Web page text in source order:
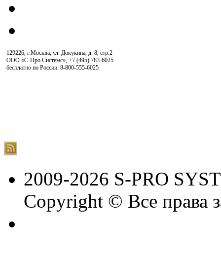
129226, г.Москва, ул. Докукина, д. 8, стр.2
ООО «С-Про Системс», +7 (495) 783-6025
бесплатно по России: 8-800-555-6025
2009-2026 S-PRO
Copyright © Все права